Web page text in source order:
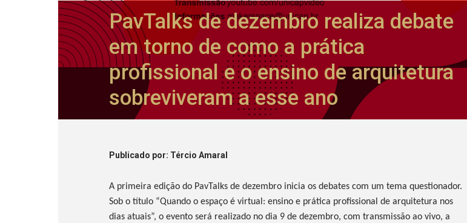
PavTalks de dezembro realiza debate
em torno de como a prática
profissional e o ensino de arquitetura
sobreviveram a esse ano
Publicado por: Tércio Amaral
A primeira edição do PavTalks de dezembro inicia os debates com um tema questionador.
Sob o título “Quando o espaço é virtual: ensino e prática profissional de arquitetura nos
dias atuais”, o evento será realizado no dia 9 de dezembro, com transmissão ao vivo, a